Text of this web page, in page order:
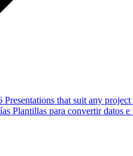
Presentations that suit any project
Plantillas para convertir datos